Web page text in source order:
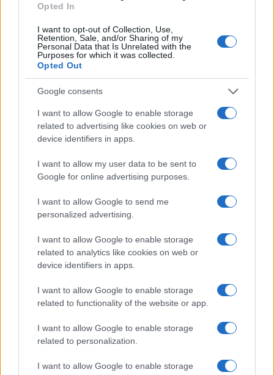
Opted In
I want to opt-out of Collection, Use,
Retention, Sale, and/or Sharing of my
Personal Data that Is Unrelated with the
Purposes for which it was collected.
Opted Out
Google consents
I want to allow Google to enable storage
related to advertising like cookies on web or
device identifiers in apps.
I want to allow my user data to be sent to
Google for online advertising purposes.
I want to allow Google to send me
personalized advertising.
I want to allow Google to enable storage
related to analytics like cookies on web or
device identifiers in apps.
I want to allow Google to enable storage
related to functionality of the website or app.
I want to allow Google to enable storage
related to personalization.
I want to allow Google to enable storage
Τελευταία άρθρα
Εύκολες ιδέες για αρχάριους: εκλεκτικό
κρούστα